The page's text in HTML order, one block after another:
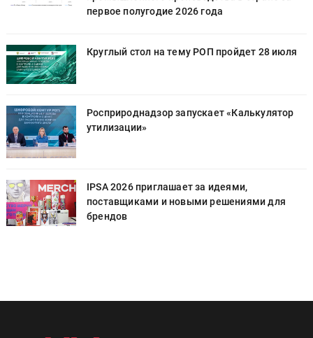
первое полугодие 2026 года
Круглый стол на тему РОП пройдет 28 июля
Росприроднадзор запускает «Калькулятор
утилизации»
IPSA 2026 приглашает за идеями,
поставщиками и новыми решениями для
брендов